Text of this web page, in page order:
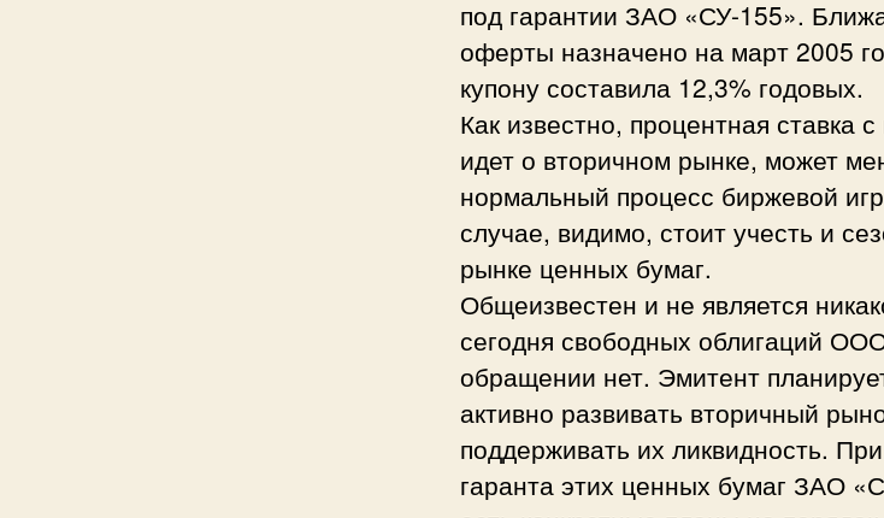
под гарантии ЗАО «СУ-155».
оферты назначено на март 2005
купону составила 12,3% годовых.
Как известно, процентная ставка
идет о вторичном рынке, может
нормальный процесс биржевой
случае, видимо, стоит учесть и
рынке ценных бумаг.
Общеизвестен и не является
сегодня свободных облигаций
обращении нет. Эмитент
активно развивать вторичный
поддерживать их ликвидность.
гаранта этих ценных бумаг ЗАО